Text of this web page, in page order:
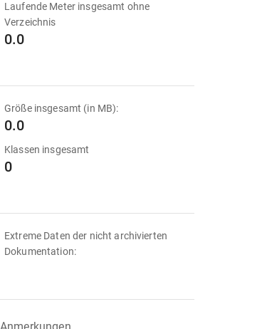
Laufende Meter insgesamt ohne
Verzeichnis
0.0
Größe insgesamt (in MB):
0.0
Klassen insgesamt
0
Extreme Daten der nicht archivierten
Dokumentation: